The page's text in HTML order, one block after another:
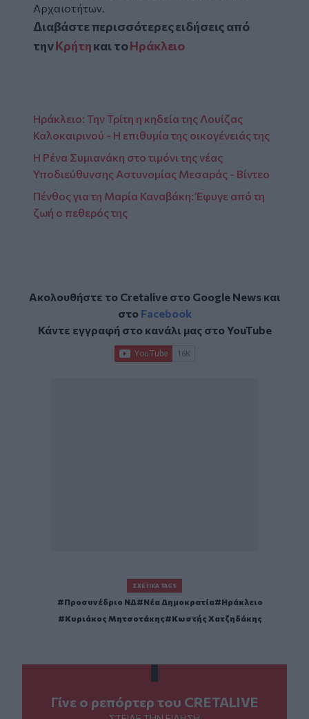
Αρχαιοτήτων.
Διαβάστε περισσότερες ειδήσεις από
τηνΚρήτηκαι τοΗράκλειο
Ηράκλειο: Την Τρίτη η κηδεία της Λουίζας
Καλοκαιρινού - Η επιθυμία της οικογένειάς της
Η Ρένα Συμιανάκη στο τιμόνι της νέας
Υποδιεύθυνσης Αστυνομίας Μεσαράς - Βίντεο
Πένθος για τη Μαρία Καναβάκη: Έφυγε από τη
ζωή ο πεθερός της
Ακολουθήστε το Cretalive στο Google Newsκαι
στο Facebook
Κάντε εγγραφή στο κανάλι μας στοYouTube
ΣΧΕΤΙΚΆ TAGS
Προσυνέδριο ΝΔ Νέα Δημοκρατία
Ηράκλειο
Κυριάκος Μητσοτάκης
Κωστής Χατζηδάκης
Γίνε ο ρεπόρτερ του CRETALIVE